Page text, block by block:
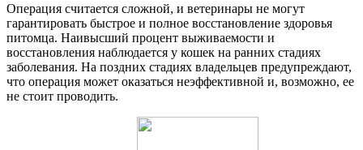
Операция считается сложной, и ветеринары не могут
гарантировать быстрое и полное восстановление здоровья
питомца. Наивысший процент выживаемости и
восстановления наблюдается у кошек на ранних стадиях
заболевания. На поздних стадиях владельцев предупреждают,
что операция может оказаться неэффективной и, возможно, ее
не стоит проводить.